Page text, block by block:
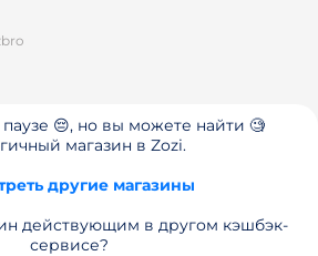
😔, но вы можете найти 🧐
магазин в Zozi.
другие магазины
действующим в другом кэшбэк-
сервисе?